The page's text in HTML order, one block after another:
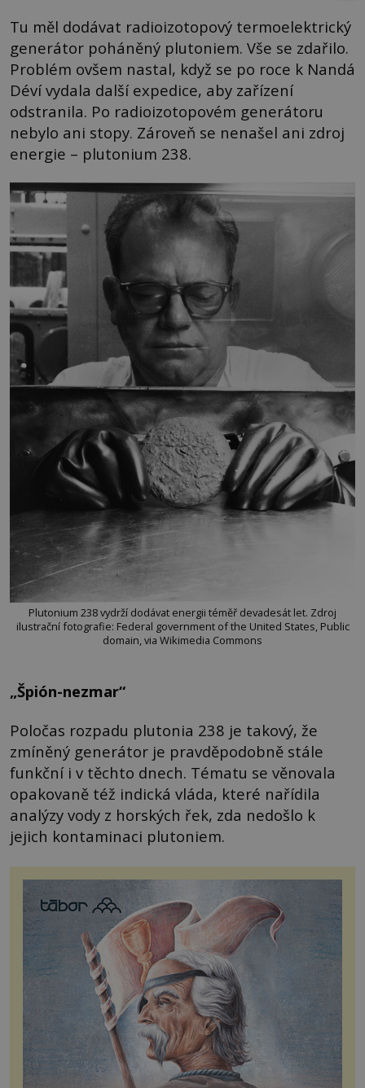
Tu měl dodávat radioizotopový termoelektrický
generátor poháněný plutoniem. Vše se zdařilo.
Problém ovšem nastal, když se po roce k Nandá
Déví vydala další expedice, aby zařízení
odstranila. Po radioizotopovém generátoru
nebylo ani stopy. Zároveň se nenašel ani zdroj
energie – plutonium 238.
Plutonium 238 vydrží dodávat energii téměř devadesát let. Zdroj
ilustrační fotografie: Federal government of the United States, Public
domain, via Wikimedia Commons
„Špión-nezmar“
Poločas rozpadu plutonia 238 je takový, že
zmíněný generátor je pravděpodobně stále
funkční i v těchto dnech. Tématu se věnovala
opakovaně též indická vláda, které nařídila
analýzy vody z horských řek, zda nedošlo k
jejich kontaminaci plutoniem.